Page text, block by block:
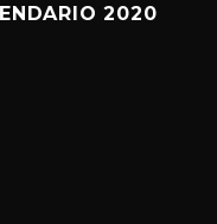
2020